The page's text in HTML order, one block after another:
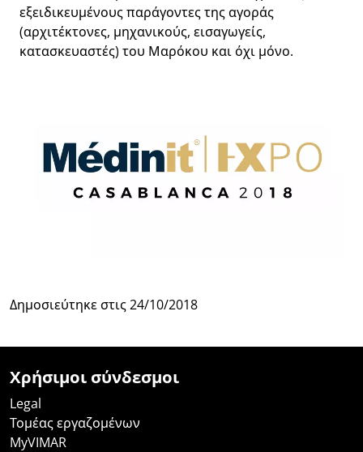
εξειδικευμένους παράγοντες της αγοράς
(αρχιτέκτονες, μηχανικούς, εισαγωγείς,
κατασκευαστές) του Μαρόκου και όχι μόνο.
Δημοσιεύτηκε στις24/10/2018
Χρήσιμοι σύνδεσμοι
Legal
Τομέας εργαζομένων
MyVIMAR